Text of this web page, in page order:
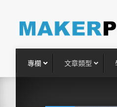
專欄 文章類型